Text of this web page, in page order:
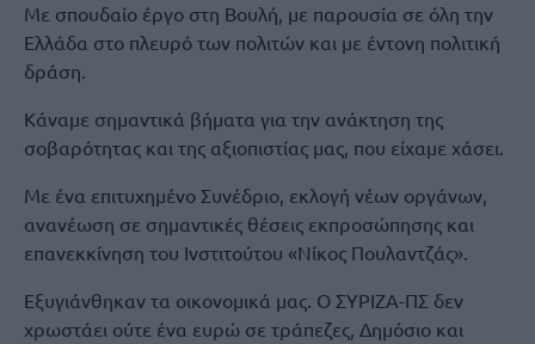
Με σπουδαίο έργο στη Βουλή, με παρουσία σε όλη την
Ελλάδα στο πλευρό των πολιτών και με έντονη πολιτική
δράση.
Κάναμε σημαντικά βήματα για την ανάκτηση της
σοβαρότητας και της αξιοπιστίας μας, που είχαμε χάσει.
Με ένα επιτυχημένο Συνέδριο, εκλογή νέων οργάνων,
ανανέωση σε σημαντικές θέσεις εκπροσώπησης και
επανεκκίνηση του Ινστιτούτου «Νίκος Πουλαντζάς».
Εξυγιάνθηκαν τα οικονομικά μας. Ο ΣΥΡΙΖΑ-ΠΣ δεν
χρωστάει ούτε ένα ευρώ σε τράπεζες, Δημόσιο και